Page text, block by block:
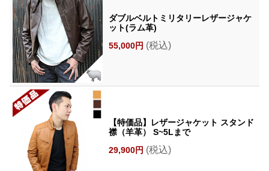
ダブルベルトミリタリーレザージャケ
ット(ラム革)
55,000円 (税込)
【特価品】レザージャケット スタンド
襟（羊革） S~5Lまで
29,900円 (税込)